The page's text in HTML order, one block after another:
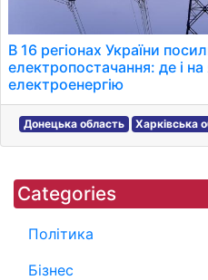
В 16 регіонах України
електропостачання: де і
електроенергію
Донецька область Харківська
Categories
Політика
Бізнес